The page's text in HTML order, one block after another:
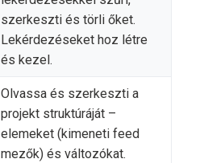
szerkeszti és törli őket.
Lekérdezéseket hoz létre
és kezel.
Olvassa és szerkeszti a
projekt struktúráját –
elemeket (kimeneti feed
mezők) és változókat.